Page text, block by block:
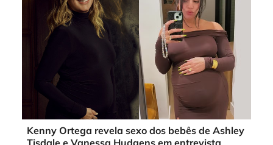
Kenny Ortega revela sexo dos bebês de Ashley
Tisdale e Vanessa Hudgens em entrevista